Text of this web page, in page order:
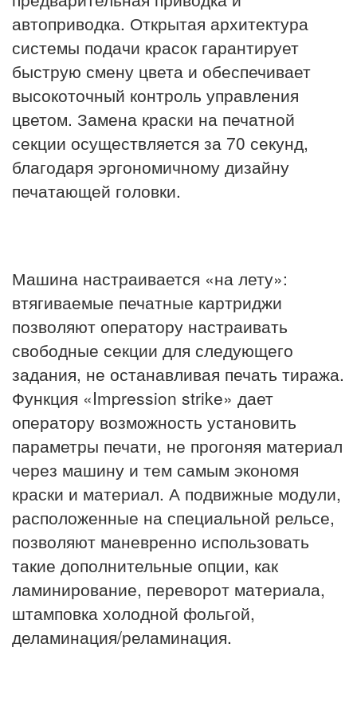
автоприводка. Открытая архитектура
системы подачи красок гарантирует
быструю смену цвета и обеспечивает
высокоточный контроль управления
цветом. Замена краски на печатной
секции осуществляется за 70 секунд,
благодаря эргономичному дизайну
печатающей головки.
Машина настраивается «на лету»:
втягиваемые печатные картриджи
позволяют оператору настраивать
свободные секции для следующего
задания, не останавливая печать тиража.
Функция «Impression strike» дает
оператору возможность установить
параметры печати, не прогоняя материал
через машину и тем самым экономя
краски и материал. А подвижные модули,
расположенные на специальной рельсе,
позволяют маневренно использовать
такие дополнительные опции, как
ламинирование, переворот материала,
штамповка холодной фольгой,
деламинация/реламинация.